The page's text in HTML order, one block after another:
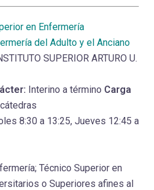
en Enfermería
del Adulto y el Anciano
SUPERIOR ARTURO U.
Interino a término Carga
8:30 a 13:25, Jueves 12:45 a
Técnico Superior en
o Superiores afines al